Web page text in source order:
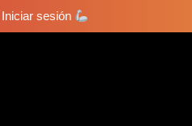
Iniciar sesión